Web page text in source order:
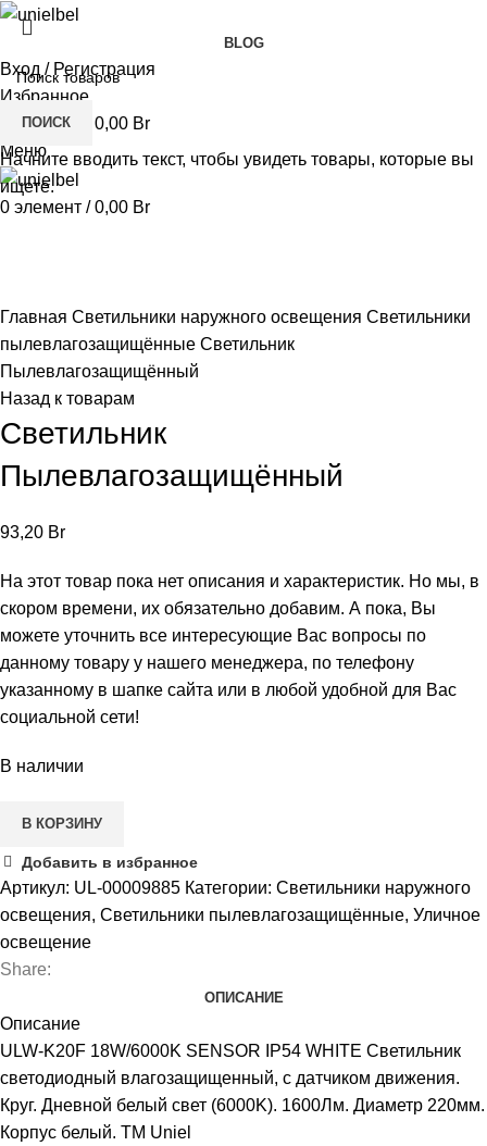
BLOG
Вход / Регистрация
Избранное
элемент 0,00 Br
Меню
0 элемент / 0,00 Br
Главная Светильники наружного освещения Светильники
пылевлагозащищённые Светильник
Пылевлагозащищённый
Назад к товарам
Светильник
Пылевлагозащищённый
93,20 Br
На этот товар пока нет описания и характеристик. Но мы, в
скором времени, их обязательно добавим. А пока, Вы
можете уточнить все интересующие Вас вопросы по
данному товару у нашего менеджера, по телефону
указанному в шапке сайта или в любой удобной для Вас
социальной сети!
В наличии
В КОРЗИНУ
Добавить в избранное
Артикул: UL-00009885 Категории: Светильники наружного
освещения, Светильники пылевлагозащищённые, Уличное
освещение
Share:
ОПИСАНИЕ
Описание
ULW-K20F 18W/6000K SENSOR IP54 WHITE Светильник
светодиодный влагозащищенный, с датчиком движения.
Круг. Дневной белый свет (6000K). 1600Лм. Диаметр 220мм.
Корпус белый. ТМ Uniel
ПОИСК
Начните вводить текст, чтобы увидеть товары, которые вы
ищете.